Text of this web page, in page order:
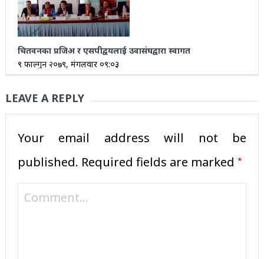
चितवनका प्रजिअ र एसपीद्वयलाई उवासंघद्वारा स्वागत
९ फाल्गुन २०७९, मंगलवार ०९:०३
LEAVE A REPLY
Your email address will not be
published. Required fields are marked *